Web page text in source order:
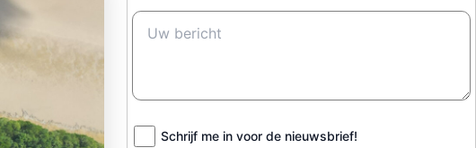
Schrijf me in voor de nieuwsbrief!